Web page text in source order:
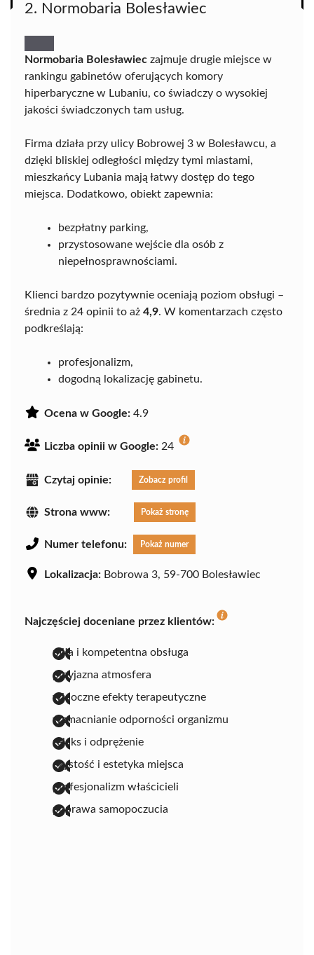
2. Normobaria Bolesławiec
Normobaria Bolesławiec zajmuje drugie miejsce w
rankingu gabinetów oferujących komory
hiperbaryczne w Lubaniu, co świadczy o wysokiej
jakości świadczonych tam usług.
Firma działa przy ulicy Bobrowej 3 w Bolesławcu, a
dzięki bliskiej odległości między tymi miastami,
mieszkańcy Lubania mają łatwy dostęp do tego
miejsca. Dodatkowo, obiekt zapewnia:
bezpłatny parking,
przystosowane wejście dla osób z
niepełnosprawnościami.
Klienci bardzo pozytywnie oceniają poziom obsługi –
średnia z 24 opinii to aż 4,9. W komentarzach często
podkreślają:
profesjonalizm,
dogodną lokalizację gabinetu.
Ocena w Google: 4.9
Liczba opinii w Google: 24
Czytaj opinie: Zobacz profil
Strona www: Pokaż stronę
Numer telefonu: Pokaż numer
Lokalizacja: Bobrowa 3, 59-700 Bolesławiec
Najczęściej doceniane przez klientów:
miła i kompetentna obsługa
przyjazna atmosfera
widoczne efekty terapeutyczne
wzmacnianie odporności organizmu
relaks i odprężenie
czystość i estetyka miejsca
profesjonalizm właścicieli
poprawa samopoczucia